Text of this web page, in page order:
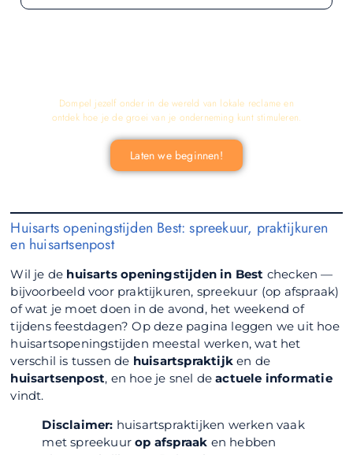
Huisarts openingstijden Best: spreekuur, praktijkuren
en huisartsenpost
Wil je de huisarts openingstijden in Best checken —
bijvoorbeeld voor praktijkuren, spreekuur (op afspraak)
of wat je moet doen in de avond, het weekend of
tijdens feestdagen? Op deze pagina leggen we uit hoe
huisartsopeningstijden meestal werken, wat het
verschil is tussen de huisartspraktijk en de
huisartsenpost, en hoe je snel deactuele informatie
vindt.
Disclaimer: huisartspraktijken werken vaak
met spreekuurop afspraak en hebben
Dompel jezelf onder in de wereld van lokale reclame en
ontdek hoe je de groei van je onderneming kunt stimuleren.
Laten we beginnen!